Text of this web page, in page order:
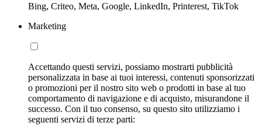
Bing, Criteo, Meta, Google, LinkedIn, Printerest, TikTok
Marketing
Accettando questi servizi, possiamo mostrarti pubblicità
personalizzata in base ai tuoi interessi, contenuti sponsorizzati
o promozioni per il nostro sito web o prodotti in base al tuo
comportamento di navigazione e di acquisto, misurandone il
successo. Con il tuo consenso, su questo sito utilizziamo i
seguenti servizi di terze parti: